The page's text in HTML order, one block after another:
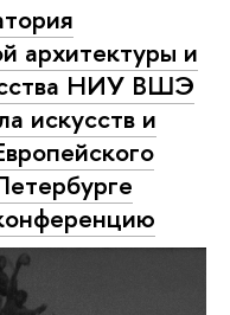
архитектуры и
НИУ ВШЭ
искусств и